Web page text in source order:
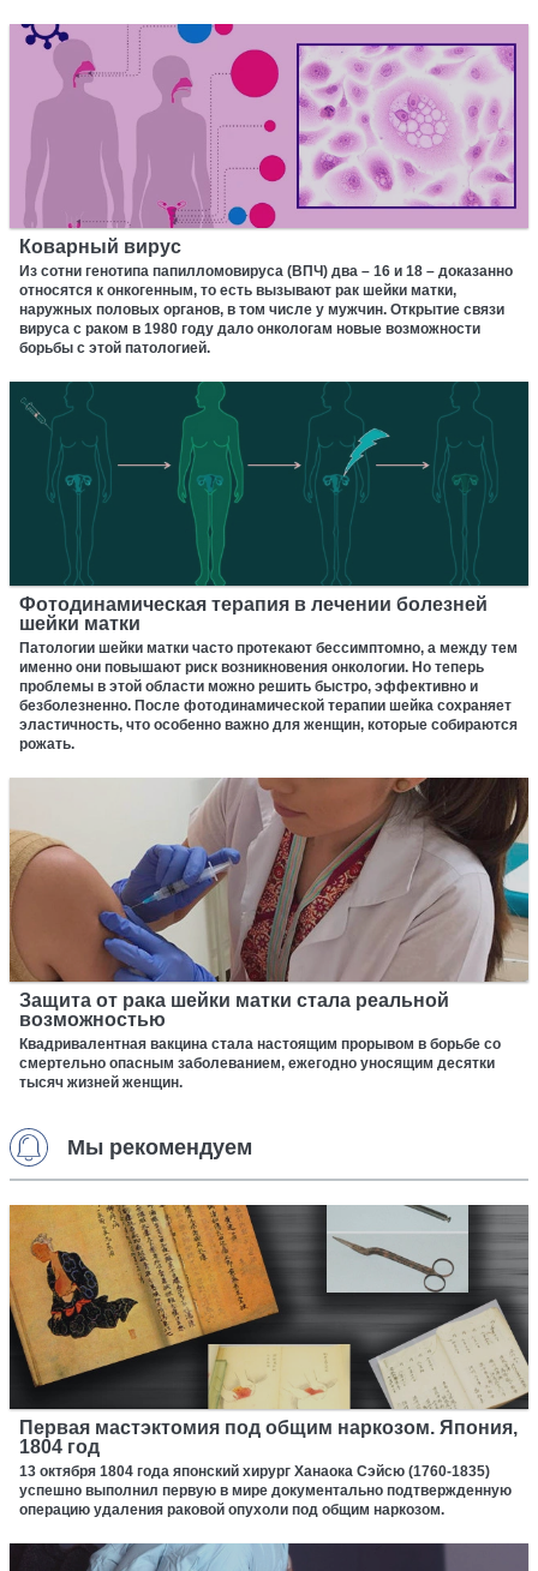
Коварный вирус
Из сотни генотипа папилломовируса (ВПЧ) два – 16 и 18 – доказанно
относятся к онкогенным, то есть вызывают рак шейки матки,
наружных половых органов, в том числе у мужчин. Открытие связи
вируса с раком в 1980 году дало онкологам новые возможности
борьбы с этой патологией.
Фотодинамическая терапия в лечении болезней
шейки матки
Патологии шейки матки часто протекают бессимптомно, а между тем
именно они повышают риск возникновения онкологии. Но теперь
проблемы в этой области можно решить быстро, эффективно и
безболезненно. После фотодинамической терапии шейка сохраняет
эластичность, что особенно важно для женщин, которые собираются
рожать.
Защита от рака шейки матки стала реальной
возможностью
Квадривалентная вакцина стала настоящим прорывом в борьбе со
смертельно опасным заболеванием, ежегодно уносящим десятки
тысяч жизней женщин.
Мы рекомендуем
Первая мастэктомия под общим наркозом. Япония,
1804 год
13 октября 1804 года японский хирург Ханаока Сэйсю (1760-1835)
успешно выполнил первую в мире документально подтвержденную
операцию удаления раковой опухоли под общим наркозом.